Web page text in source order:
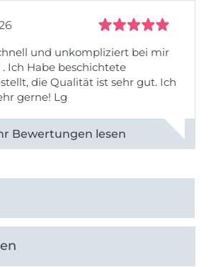
und unkompliziert bei mir
Ich Habe beschichtete
die Qualität ist sehr gut. Ich
gerne! Lg
ansehen